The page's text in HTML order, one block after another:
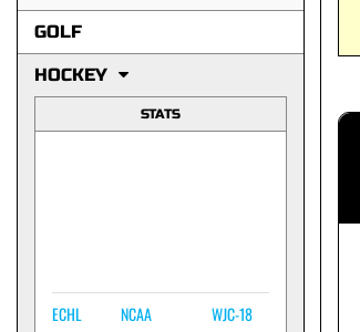
GOLF
HOCKEY
STATS
ECHL
NCAA
WJC-18